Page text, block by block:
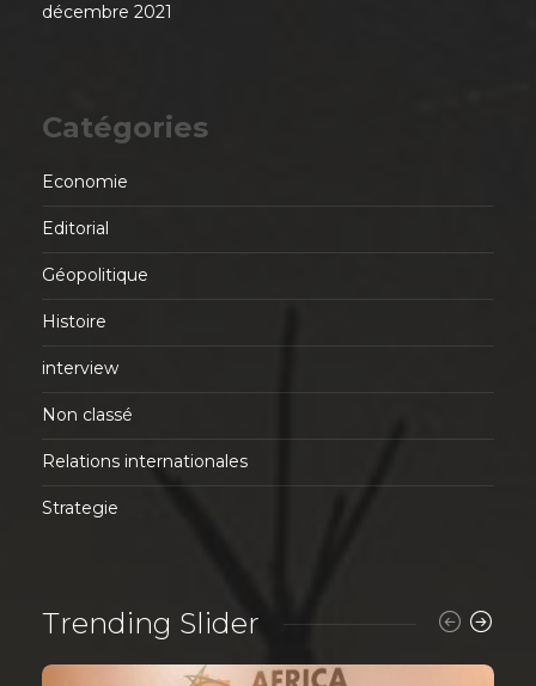
décembre 2021
Catégories
Economie
Editorial
Géopolitique
Histoire
interview
Non classé
Relations internationales
Strategie
Trending Slider